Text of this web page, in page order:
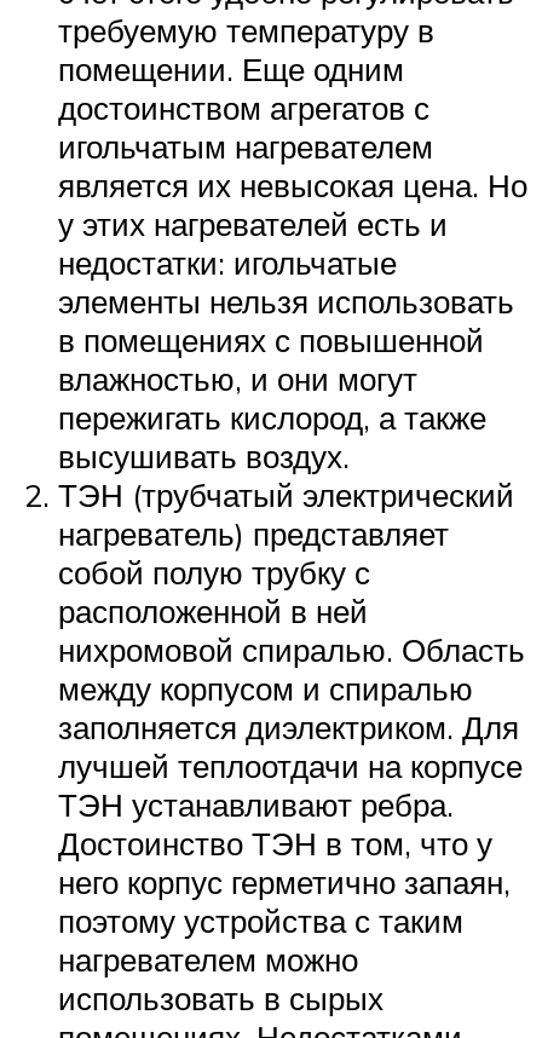
требуемую температуру в
помещении. Еще одним
достоинством агрегатов с
игольчатым нагревателем
является их невысокая цена. Но
у этих нагревателей есть и
недостатки: игольчатые
элементы нельзя использовать
в помещениях с повышенной
влажностью, и они могут
пережигать кислород, а также
высушивать воздух.
ТЭН (трубчатый электрический
нагреватель) представляет
собой полую трубку с
расположенной в ней
нихромовой спиралью. Область
между корпусом и спиралью
заполняется диэлектриком. Для
лучшей теплоотдачи на корпусе
ТЭН устанавливают ребра.
Достоинство ТЭН в том, что у
него корпус герметично запаян,
поэтому устройства с таким
нагревателем можно
использовать в сырых